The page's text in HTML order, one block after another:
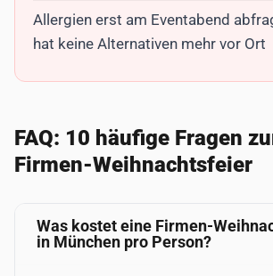
Allergien erst am Eventabend
hat keine Alternativen mehr vor Ort
FAQ: 10 häufige Fragen
Firmen-Weihnachtsfeier
Was kostet eine Firmen-
in München pro Person?